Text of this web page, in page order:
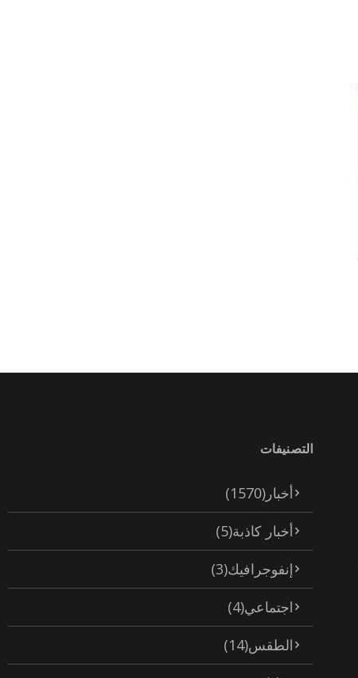
التصنيفات
أخبار (1570)
أخبار كاذبة(5)
إنفوجرافيك(3)
اجتماعي(4)
الطقس(14)